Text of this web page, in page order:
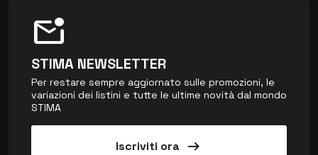
mark_email_unread
STIMA NEWSLETTER
Per restare sempre aggiornato sulle promozioni, le
variazioni dei listini e tutte le ultime novità dal mondo
STIMA
Iscriviti ora arrow_right_alt